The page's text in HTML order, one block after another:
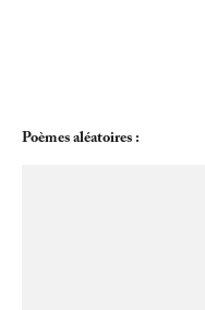
Poèmes aléatoires :